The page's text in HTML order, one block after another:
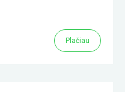
Plačiau